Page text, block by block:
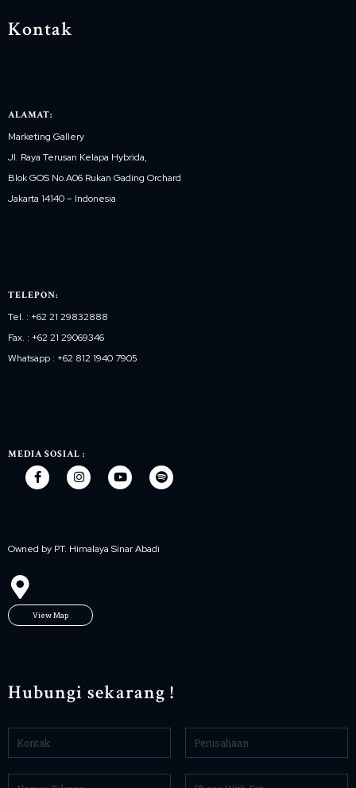
Kontak
ALAMAT:
Marketing Gallery
Jl. Raya Terusan Kelapa Hybrida,
Blok GOS No.A06 Rukan Gading Orchard
Jakarta 14140 – Indonesia
TELEPON:
Tel. : +62 21 29832888
Fax. : +62 21 29069346
Whatsapp : +62 812 1940 7905
MEDIA SOSIAL :
Owned by PT. Himalaya Sinar Abadi
View Map
Hubungi sekarang !